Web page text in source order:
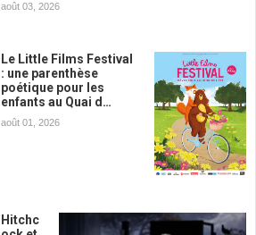
août 03, 2026
Le Little Films Festival
: une parenthèse
poétique pour les
enfants au Quai d…
août 01, 2026
Hitchc